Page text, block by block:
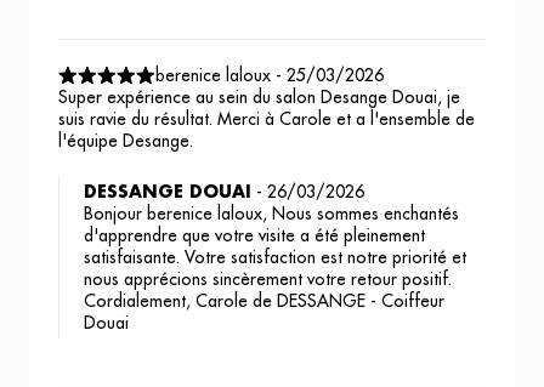
berenice laloux - 25/03/2026
Super expérience au sein du salon Desange Douai, je
suis ravie du résultat. Merci à Carole et a l'ensemble de
l'équipe Desange.
DESSANGE DOUAI - 26/03/2026
Bonjour berenice laloux, Nous sommes enchantés
d'apprendre que votre visite a été pleinement
satisfaisante. Votre satisfaction est notre priorité et
nous apprécions sincèrement votre retour positif.
Cordialement, Carole de DESSANGE - Coiffeur
Douai